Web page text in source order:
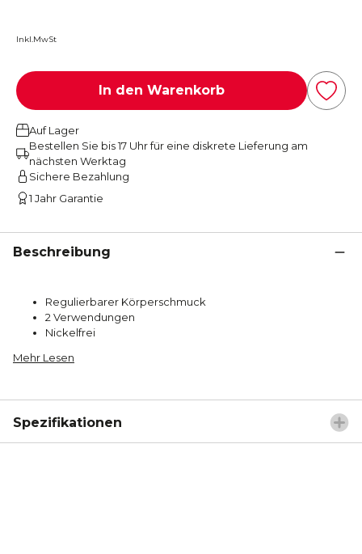
Inkl.MwSt
In den Warenkorb
Auf Lager
Bestellen Sie bis 17 Uhr für eine diskrete Lieferung am
nächsten Werktag
Sichere Bezahlung
1 Jahr Garantie
Beschreibung
Regulierbarer Körperschmuck
2 Verwendungen
Nickelfrei
Mehr Lesen
Spezifikationen